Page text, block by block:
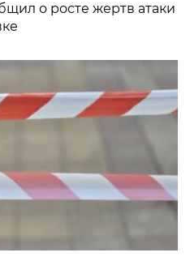
о росте жертв атаки